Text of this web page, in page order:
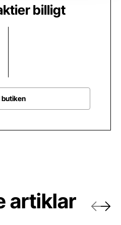
billigt
butiken
artiklar